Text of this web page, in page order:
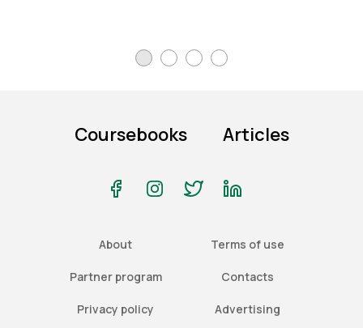
Coursebooks Articles
About Terms of use
Partner program Contacts
Privacy policy Advertising